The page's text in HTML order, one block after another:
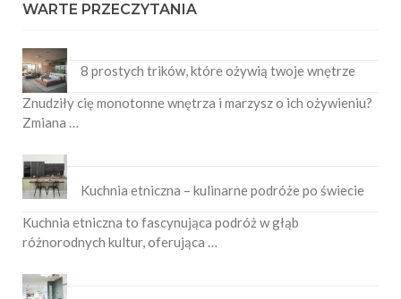
WARTE PRZECZYTANIA
8 prostych trików, które ożywią twoje wnętrze
Znudziły cię monotonne wnętrza i marzysz o ich ożywieniu?
Zmiana …
Kuchnia etniczna – kulinarne podróże po świecie
Kuchnia etniczna to fascynująca podróż w głąb
różnorodnych kultur, oferująca …